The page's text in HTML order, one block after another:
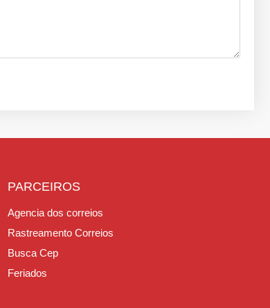
PARCEIROS
Agencia dos correios
Rastreamento Correios
Busca Cep
Feriados